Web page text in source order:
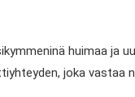
huimaa ja
joka